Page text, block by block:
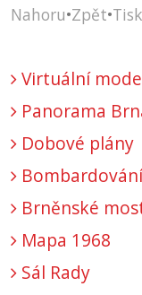
Nahoru•Zpět•Tisk
Virtuální
Panorama
Dobové plány
Brněnské
Mapa 1968
Sál Rady